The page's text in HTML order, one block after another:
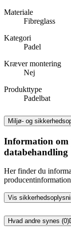
Materiale
Fibreglass
Kategori
Padel
Kræver montering
Nej
Produkttype
Padelbat
Miljø- og
Information om
databehandling
Her finder du
producentinformation
Vis
Hvad andre synes (0)